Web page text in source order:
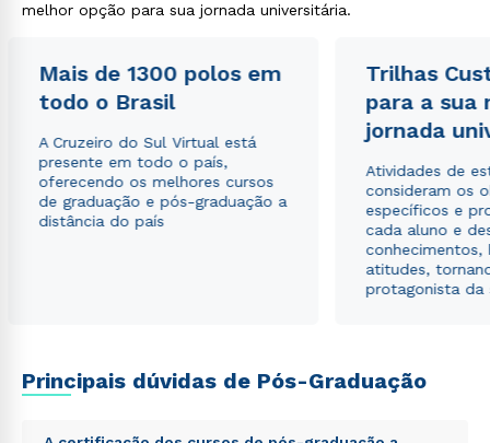
melhor opção para sua jornada universitária.
Mais de 1300 polos em
todo o Brasil
A Cruzeiro do Sul Virtual está
presente em todo o país,
oferecendo os melhores cursos
de graduação e pós-graduação a
distância do país
Trilhas
para a sua
jornada
Atividades de
consideram os
específicos e
cada aluno e
conhecimentos,
atitudes,
protagonista da
Principais dúvidas de Pós-Graduação